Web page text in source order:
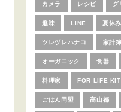
カメラ レシピ グ
趣味 LINE 夏休み
ツレヅレハナコ 家計簿
オーガニック 食器
料理家 FOR LIFE
ごはん同盟 高山都